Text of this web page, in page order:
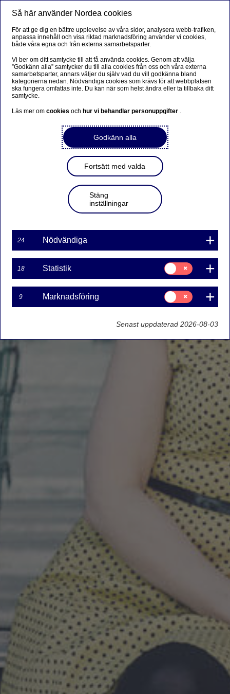
Så här använder Nordea cookies
För att ge dig en bättre upplevelse av våra sidor, analysera webb-trafiken,
anpassa innehåll och visa riktad marknadsföring använder vi cookies,
både våra egna och från externa samarbetsparter.
Vi ber om ditt samtycke till att få använda cookies. Genom att välja
”Godkänn alla” samtycker du till alla cookies från oss och våra externa
samarbetsparter, annars väljer du själv vad du vill godkänna bland
kategorierna nedan. Nödvändiga cookies som krävs för att webbplatsen
ska fungera omfattas inte. Du kan när som helst ändra eller ta tillbaka ditt
samtycke.
Läs mer omcookiesoch hur vi behandlar personuppgifter .
Godkänn alla
Fortsätt med valda
Stäng
inställningar
24 Nödvändiga
18 Statistik
Samtycke
för:
Statistik
9 Marknadsföring
Samtycke
för:
Marknadsföring
Senast uppdaterad 2026-08-03